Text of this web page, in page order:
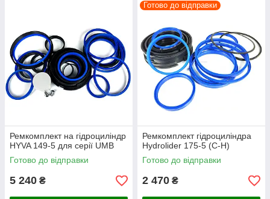
Ремкомплект на гідроциліндр
HYVA 149-5 для серії UMB
Готово до відправки
5 240 ₴
Готово до відправки
Ремкомплект гідроциліндра
Hydrolider 175-5 (C-H)
Готово до відправки
2 470 ₴